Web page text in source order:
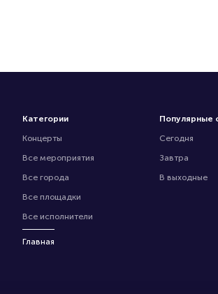
Категории
Концерты
Все мероприятия
Все города
Все площадки
Все исполнители
Главная
Популярные
Сегодня
Завтра
В выходные